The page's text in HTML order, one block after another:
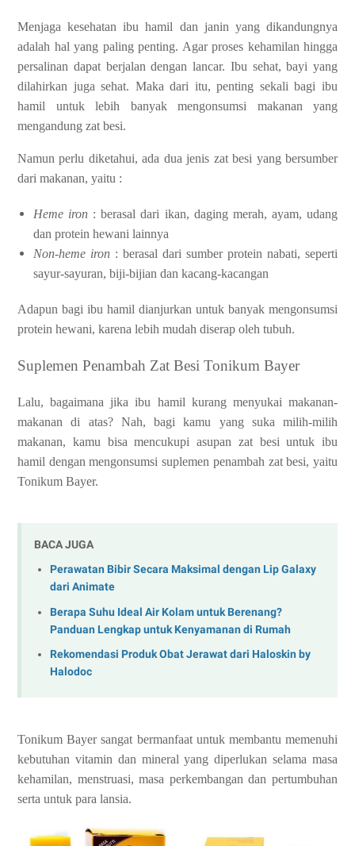
Menjaga kesehatan ibu hamil dan janin yang dikandungnya
adalah hal yang paling penting. Agar proses kehamilan hingga
persalinan dapat berjalan dengan lancar. Ibu sehat, bayi yang
dilahirkan juga sehat. Maka dari itu, penting sekali bagi ibu
hamil untuk lebih banyak mengonsumsi makanan yang
mengandung zat besi.
Namun perlu diketahui, ada dua jenis zat besi yang bersumber
dari makanan, yaitu :
Heme iron : berasal dari ikan, daging merah, ayam, udang
dan protein hewani lainnya
Non-heme iron : berasal dari sumber protein nabati, seperti
sayur-sayuran, biji-bijian dan kacang-kacangan
Adapun bagi ibu hamil dianjurkan untuk banyak mengonsumsi
protein hewani, karena lebih mudah diserap oleh tubuh.
Suplemen Penambah Zat Besi Tonikum Bayer
Lalu, bagaimana jika ibu hamil kurang menyukai makanan-
makanan di atas? Nah, bagi kamu yang suka milih-milih
makanan, kamu bisa mencukupi asupan zat besi untuk ibu
hamil dengan mengonsumsi suplemen penambah zat besi, yaitu
Tonikum Bayer.
BACA JUGA
Perawatan Bibir Secara Maksimal dengan Lip Galaxy
dari Animate
Berapa Suhu Ideal Air Kolam untuk Berenang?
Panduan Lengkap untuk Kenyamanan di Rumah
Rekomendasi Produk Obat Jerawat dari Haloskin by
Halodoc
Tonikum Bayer sangat bermanfaat untuk membantu memenuhi
kebutuhan vitamin dan mineral yang diperlukan selama masa
kehamilan, menstruasi, masa perkembangan dan pertumbuhan
serta untuk para lansia.